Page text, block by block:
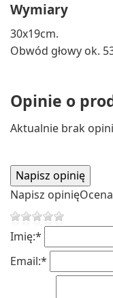
Wymiary
30x19cm.
Obwód głowy ok.
Opinie o
Aktualnie brak
Napisz opinię
Imię:*
Email:*